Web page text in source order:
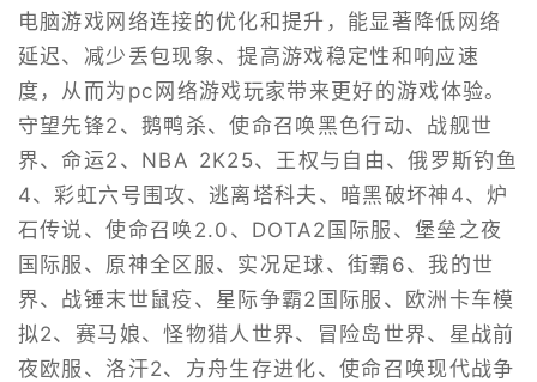
电脑游戏网络连接的优化和提升，能显著降低网络
延迟、减少丢包现象、提高游戏稳定性和响应速
度，从而为pc网络游戏玩家带来更好的游戏体验。
守望先锋2、鹅鸭杀、使命召唤黑色行动、战舰世
界、命运2、NBA 2K25、王权与自由、俄罗斯钓鱼
4、彩虹六号围攻、逃离塔科夫、暗黑破坏神4、炉
石传说、使命召唤2.0、DOTA2国际服、堡垒之夜
国际服、原神全区服、实况足球、街霸6、我的世
界、战锤末世鼠疫、星际争霸2国际服、欧洲卡车模
拟2、赛马娘、怪物猎人世界、冒险岛世界、星战前
夜欧服、洛汗2、方舟生存进化、使命召唤现代战争